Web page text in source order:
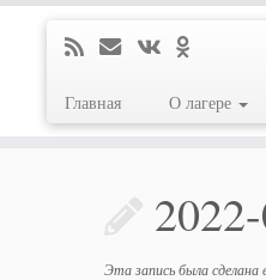
Главная О лагере
Эта запись была сделана